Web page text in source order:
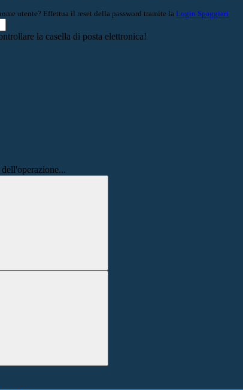
utente? Effettua il reset della password tramite la Login Spaggiari
la casella di posta elettronica!